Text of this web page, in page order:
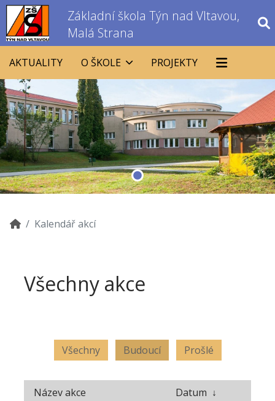
Základní škola Týn nad Vltavou,
Malá Strana
AKTUALITY O ŠKOLE PROJEKTY
Kalendář akcí
Všechny akce
Všechny Budoucí Prošlé
Název akce Datum ↓